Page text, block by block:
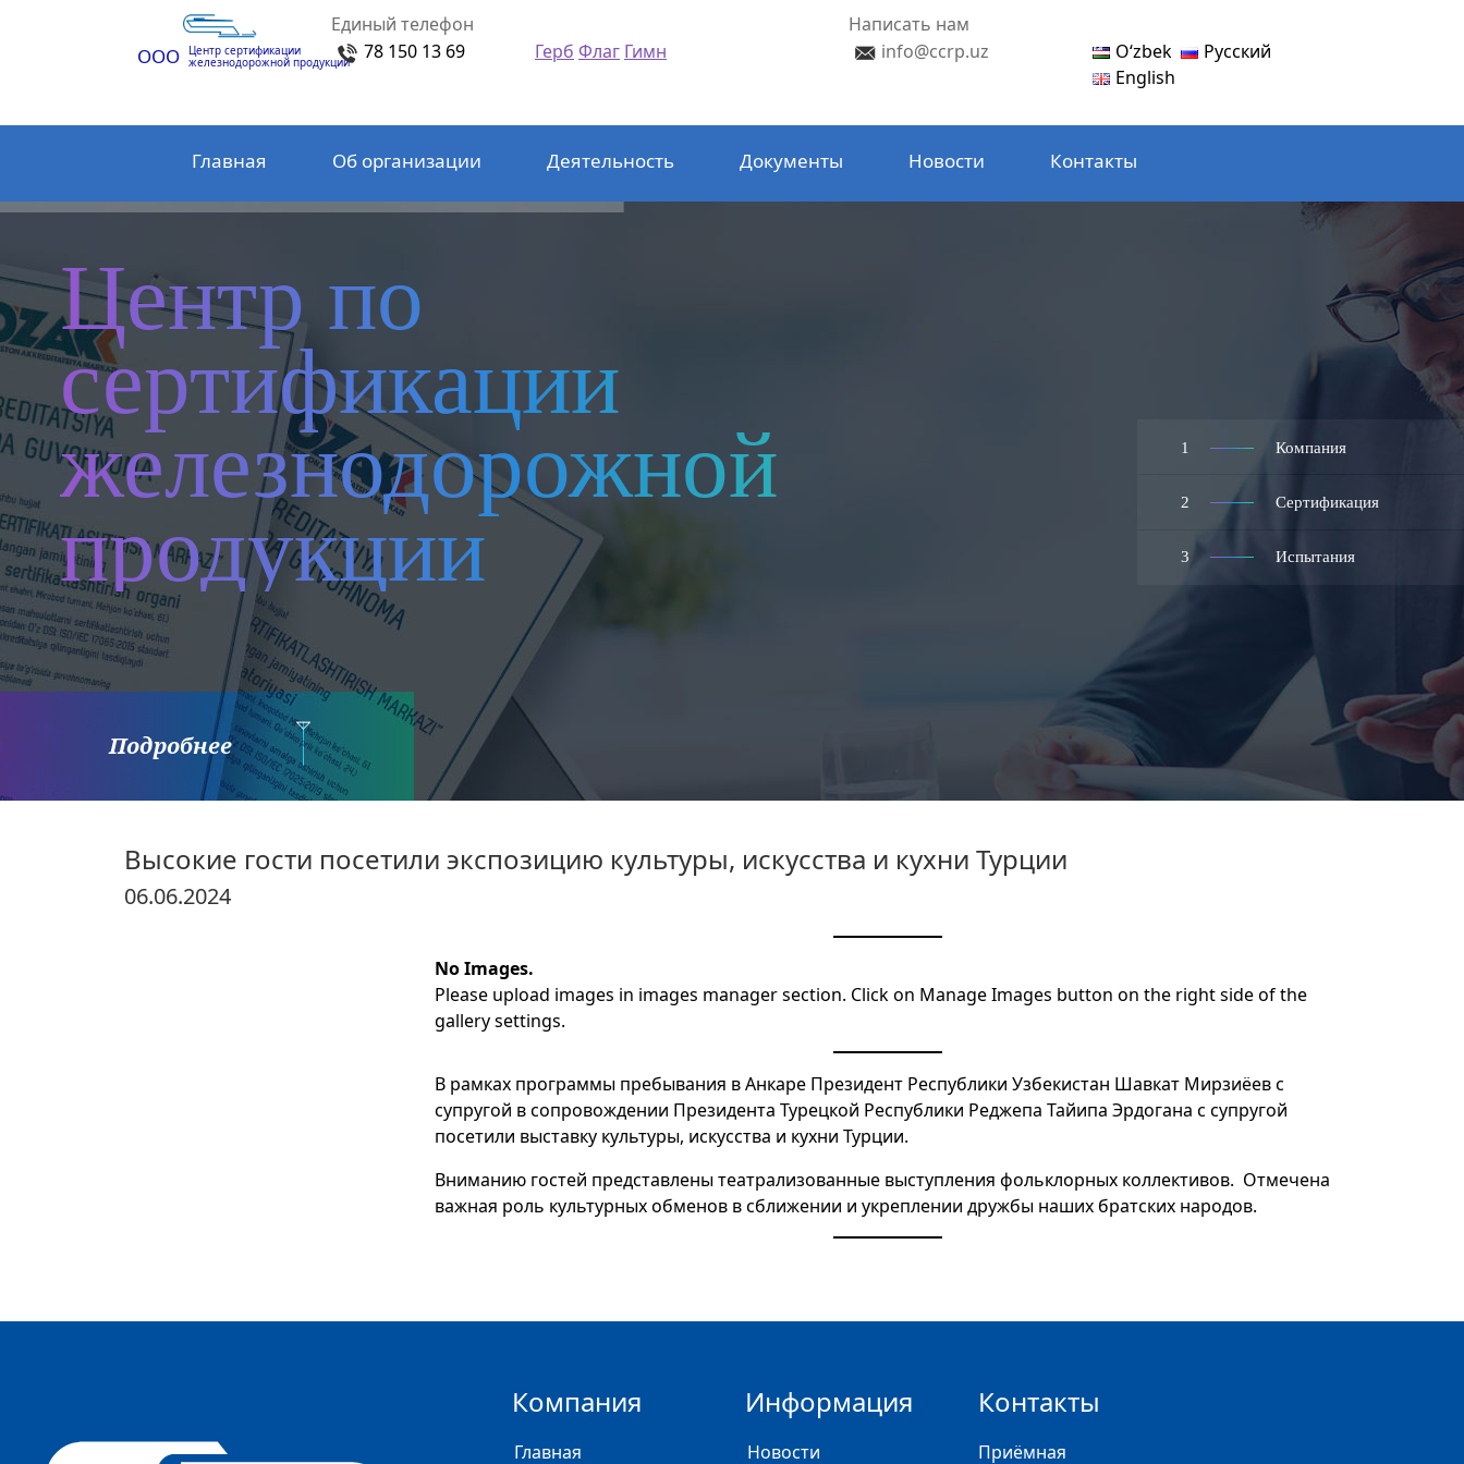
ООО Центр сертификации
железнодорожной продукции
Единый телефон
78 150 13 69
Герб Флаг Гимн
Написать нам
info@ccrp.uz
Oʻzbek
Русский
English
Главная Об организации Деятельность Документы Новости Контакты
1 Компания
2 Сертификация
3 Испытания
Центр по
сертификации
железнодорожной
продукции
Подробнее
Высокие гости посетили экспозицию культуры, искусства и кухни Турции
06.06.2024
No Images.
Please upload images in images manager section. Click on Manage Images button on the right side of the
gallery settings.
В рамках программы пребывания в Анкаре Президент Республики Узбекистан Шавкат Мирзиёев с
супругой в сопровождении Президента Турецкой Республики Реджепа Тайипа Эрдогана с супругой
посетили выставку культуры, искусства и кухни Турции.
Вниманию гостей представлены театрализованные выступления фольклорных коллективов. Отмечена
важная роль культурных обменов в сближении и укреплении дружбы наших братских народов.
Компания
Главная
Информация
Новости
Контакты
Приёмная